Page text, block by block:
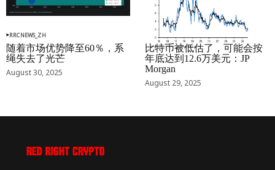
RRCNEWS_ZH
随着市场优势降至60％，系
绳失去了光芒
August 30, 2025
RRCNEWS_ZH
比特币被低估了，可能会按
年底达到12.6万美元：JP
Morgan
August 29, 2025